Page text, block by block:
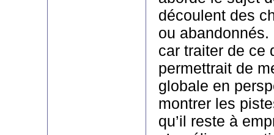
découlent des
ou abandonnés.
car traiter de ce
permettrait de
globale en
montrer les
qu’il reste à